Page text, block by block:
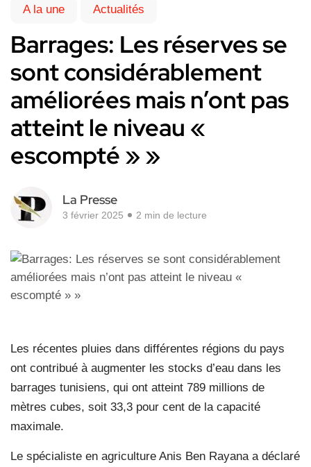
A la une Actualités
Barrages: Les réserves se
sont considérablement
améliorées mais n’ont pas
atteint le niveau «
escompté » »
La Presse
3 février 2025 2 min de lecture
Les récentes pluies dans différentes régions du pays
ont contribué à augmenter les stocks d’eau dans les
barrages tunisiens, qui ont atteint 789 millions de
mètres cubes, soit 33,3 pour cent de la capacité
maximale.
Le spécialiste en agriculture Anis Ben Rayana a déclaré